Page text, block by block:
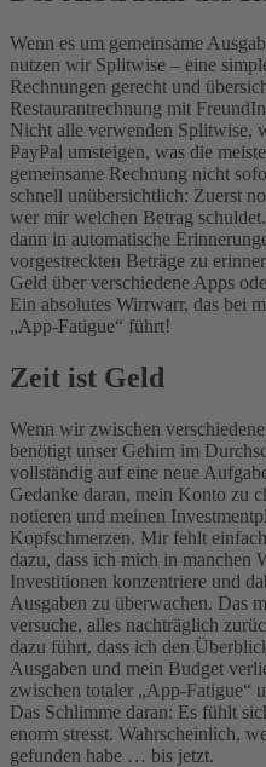
Wenn es um gemeinsame
nutzen wir Splitwise – eine
Rechnungen gerecht und
Restaurantrechnung mit
Nicht alle verwenden Splitwise,
PayPal umsteigen, was die
gemeinsame Rechnung nicht
schnell unübersichtlich: Zuerst
wer mir welchen Betrag
dann in automatische
vorgestreckten Beträge zu
Geld über verschiedene Apps
Ein absolutes Wirrwarr, das bei
„App-Fatigue“ führt!
Zeit ist Geld
Wenn wir zwischen
benötigt unser Gehirn im
vollständig auf eine neue
Gedanke daran, mein Konto zu
notieren und meinen
Kopfschmerzen. Mir fehlt
dazu, dass ich mich in manchen
Investitionen konzentriere und
Ausgaben zu überwachen. Das
versuche, alles nachträglich
dazu führt, dass ich den
Ausgaben und mein Budget
zwischen totaler „App-Fatigue“
Das Schlimme daran: Es fühlt
enorm stresst. Wahrscheinlich,
gefunden habe … bis jetzt.